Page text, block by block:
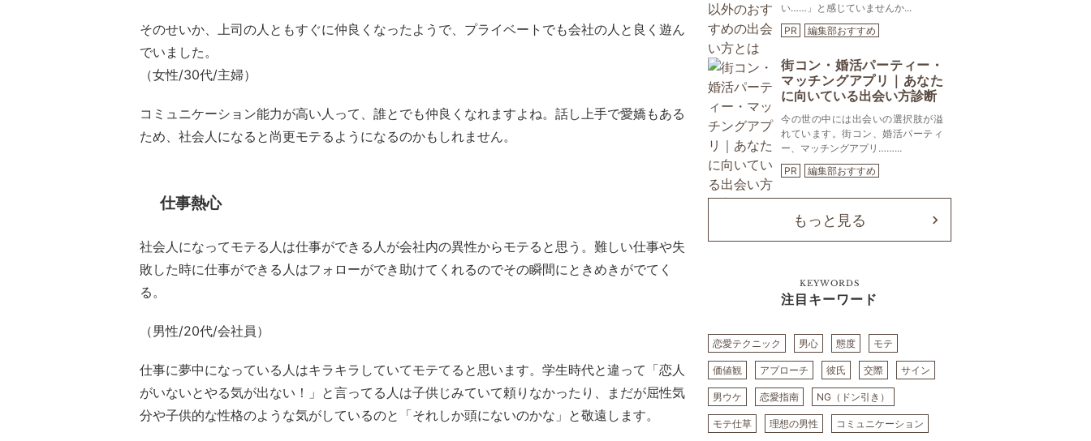
そのせいか、上司の人ともすぐに仲良くなったようで、プライベートでも会社の人と良く遊ん
でいました。
（女性/30代/主婦）
コミュニケーション能力が高い人って、誰とでも仲良くなれますよね。話し上手で愛嬌もある
ため、社会人になると尚更モテるようになるのかもしれません。
仕事熱心
社会人になってモテる人は仕事ができる人が会社内の異性からモテると思う。難しい仕事や失
敗した時に仕事ができる人はフォローができ助けてくれるのでその瞬間にときめきがでてく
る。
（男性/20代/会社員）
仕事に夢中になっている人はキラキラしていてモテてると思います。学生時代と違って「恋人
がいないとやる気が出ない！」と言ってる人は子供じみていて頼りなかったり、まだが屈性気
分や子供的な性格のような気がしているのと「それしか頭にないのかな」と敬遠します。
い……」と感じていませんか...
PR
編集部おすすめ
街コン・婚活パーティー・
マッチングアプリ｜あなた
に向いている出会い方診断
今の世の中には出会いの選択肢が溢
れています。街コン、婚活パーティ
ー、マッチングアプリ……...
PR
編集部おすすめ
もっと見る
KEYWORDS
注目キーワード
恋愛テクニック 男心 態度 モテ
価値観 アプローチ 彼氏 交際 サイン
男ウケ 恋愛指南 NG（ドン引き）
モテ仕草 理想の男性 コミュニケーション